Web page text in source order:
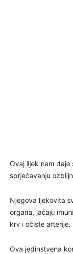
Ovaj lijek nam
sprječavanju
Njegova ljekovita
organa, jačaju
krv i očiste arterije.
Ova jedinstvena